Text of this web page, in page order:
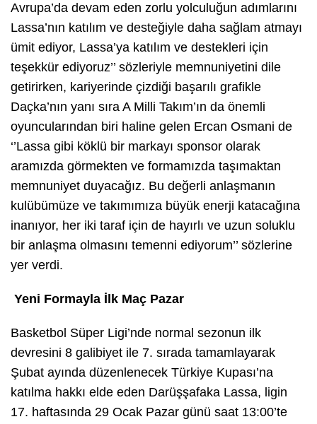
Avrupa’da devam eden zorlu yolculuğun adımlarını
Lassa’nın katılım ve desteğiyle daha sağlam atmayı
ümit ediyor, Lassa’ya katılım ve destekleri için
teşekkür ediyoruz’’ sözleriyle memnuniyetini dile
getirirken, kariyerinde çizdiği başarılı grafikle
Daçka’nın yanı sıra A Milli Takım’ın da önemli
oyuncularından biri haline gelen Ercan Osmani de
‘’Lassa gibi köklü bir markayı sponsor olarak
aramızda görmekten ve formamızda taşımaktan
memnuniyet duyacağız. Bu değerli anlaşmanın
kulübümüze ve takımımıza büyük enerji katacağına
inanıyor, her iki taraf için de hayırlı ve uzun soluklu
bir anlaşma olmasını temenni ediyorum’’ sözlerine
yer verdi.
Yeni Formayla İlk Maç Pazar
Basketbol Süper Ligi’nde normal sezonun ilk
devresini 8 galibiyet ile 7. sırada tamamlayarak
Şubat ayında düzenlenecek Türkiye Kupası’na
katılma hakkı elde eden Darüşşafaka Lassa, ligin
17. haftasında 29 Ocak Pazar günü saat 13:00’te